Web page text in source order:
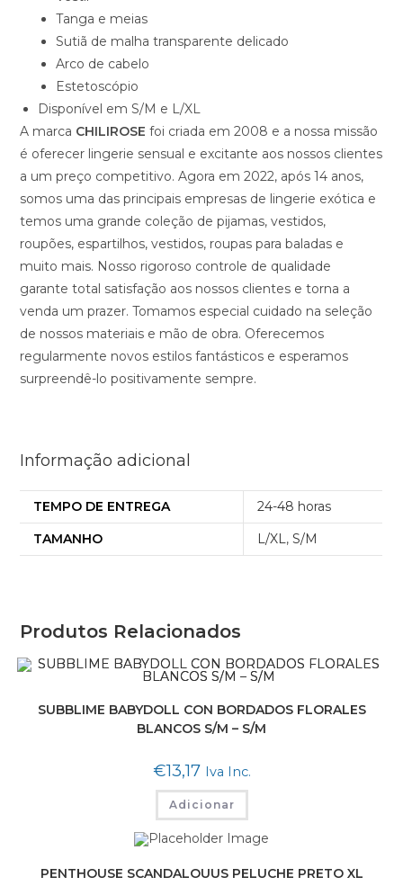
Tanga e meias
Sutiã de malha transparente delicado
Arco de cabelo
Estetoscópio
Disponível em S/M e L/XL
A marca CHILIROSE foi criada em 2008 e a nossa missão
é oferecer lingerie sensual e excitante aos nossos clientes
a um preço competitivo. Agora em 2022, após 14 anos,
somos uma das principais empresas de lingerie exótica e
temos uma grande coleção de pijamas, vestidos,
roupões, espartilhos, vestidos, roupas para baladas e
muito mais. Nosso rigoroso controle de qualidade
garante total satisfação aos nossos clientes e torna a
venda um prazer. Tomamos especial cuidado na seleção
de nossos materiais e mão de obra. Oferecemos
regularmente novos estilos fantásticos e esperamos
surpreendê-lo positivamente sempre.
Informação adicional
TEMPO DE ENTREGA
24-48 horas
TAMANHO
L/XL,S/M
Produtos Relacionados
SUBBLIME BABYDOLL CON BORDADOS FLORALES
BLANCOS S/M – S/M
€13,17 Iva Inc.
Adicionar
PENTHOUSE SCANDALOUUS PELUCHE PRETO XL